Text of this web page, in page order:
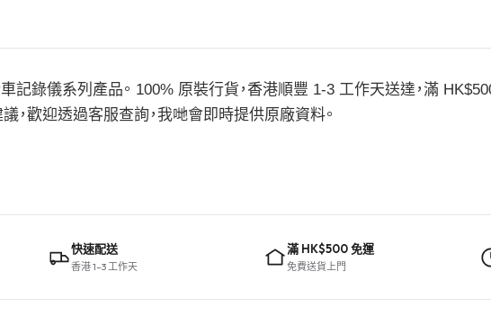
錄儀系列產品。 100% 原裝行貨，香港順豐 1-3 工作天送達，滿
，歡迎透過客服查詢，我哋會即時提供原廠資料。
快速配送
香港 1–3 工作天
滿 HK$500 免運
免費送貨上門